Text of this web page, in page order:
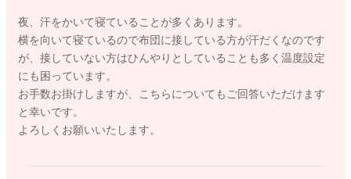
活動量も増えているようでしたら、その分摂取エネルギー量を
増やせるようにもされてみるといいかもしれません。
息子さんも眠りたいけれど、うまく寝付けないことでどうした
ら良いのかわからず暴れてしまうこともあるのかなとも思いま
した。
夜、汗をかいて寝ていることが多くあります。
横を向いて寝ているので布団に接している方が汗だくなのです
が、接していない方はひんやりとしていることも多く温度設定
にも困っています。
お手数お掛けしますが、こちらについてもご回答いただけます
と幸いです。
よろしくお願いいたします。